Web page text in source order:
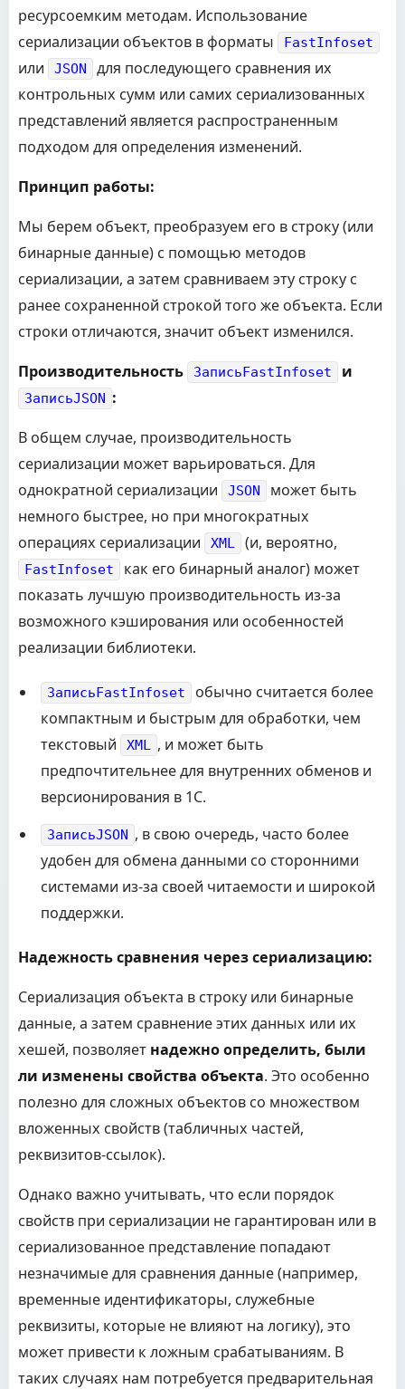
ресурсоемким методам. Использование
сериализации объектов в форматы
FastInfoset
или JSON
для последующего сравнения их
контрольных сумм или самих сериализованных
представлений является распространенным
подходом для определения изменений.
Принцип работы:
Мы берем объект, преобразуем его в строку (или
бинарные данные) с помощью методов
сериализации, а затем сравниваем эту строку с
ранее сохраненной строкой того же объекта. Если
строки отличаются, значит объект изменился.
Производительность
ЗаписьFastInfoset и
ЗаписьJSON :
В общем случае, производительность
сериализации может варьироваться. Для
однократной сериализации
JSON
может быть
немного быстрее, но при многократных
операциях сериализации
XML (и, вероятно,
FastInfoset
как его бинарный аналог) может
показать лучшую производительность из-за
возможного кэширования или особенностей
реализации библиотеки.
ЗаписьFastInfoset
обычно считается более
компактным и быстрым для обработки, чем
текстовый
XML , и может быть
предпочтительнее для внутренних обменов и
версионирования в 1С.
ЗаписьJSON , в свою очередь, часто более
удобен для обмена данными со сторонними
системами из-за своей читаемости и широкой
поддержки.
Надежность сравнения через сериализацию:
Сериализация объекта в строку или бинарные
данные, а затем сравнение этих данных или их
хешей, позволяет надежно определить, были
ли изменены свойства объекта. Это особенно
полезно для сложных объектов со множеством
вложенных свойств (табличных частей,
реквизитов-ссылок).
Однако важно учитывать, что если порядок
свойств при сериализации не гарантирован или в
сериализованное представление попадают
незначимые для сравнения данные (например,
временные идентификаторы, служебные
реквизиты, которые не влияют на логику), это
может привести к ложным срабатываниям. В
таких случаях нам потребуется предварительная